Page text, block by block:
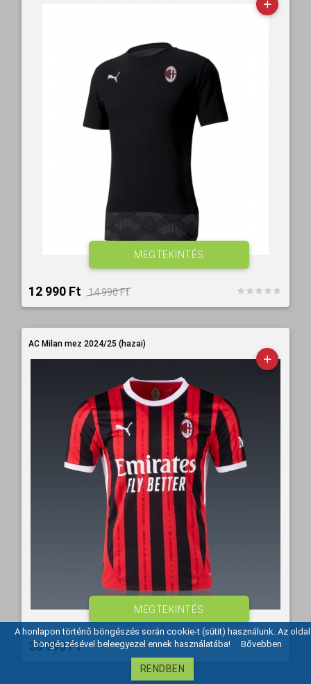
12 990 Ft‎ 14 990 Ft‎
MEGTEKINTÉS
AC Milan mez 2024/25 (hazai)
38 990 Ft‎
MEGTEKINTÉS
A honlapon történő böngészés során cookie-t (sütit) használunk. Az oldal
böngészésével beleegyezel ennek használatába! Bővebben
RENDBEN